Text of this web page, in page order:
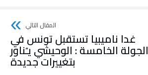
غدا ناميبيا تستقبل تونس في
الجولة الخامسة : الوحيشي يـُناور
بتغييرات جديدة